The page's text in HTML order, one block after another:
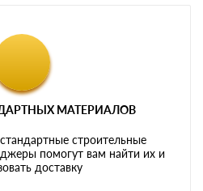
МАТЕРИАЛОВ
строительные
помогут вам найти их и
доставку